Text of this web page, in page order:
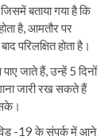
बताया गया है कि
है, आमतौर पर
परिलक्षित होता है।
जाते हैं, उन्हें 5 दिनों
जारी रख सकते हैं
-19 के संपर्क में आने